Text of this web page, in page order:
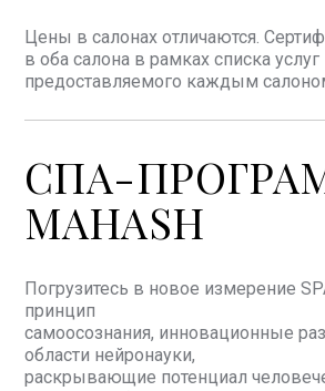
Цены в салонах отличаются.
в оба салона в рамках списка услуг
предоставляемого каждым
СПА-
MAHASH
Погрузитесь в новое измерение
принцип
самоосознания, инновационные
области нейронауки,
раскрывающие потенциал